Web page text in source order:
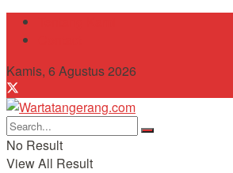
Kamis, 6 Agustus 2026
No Result
View All Result